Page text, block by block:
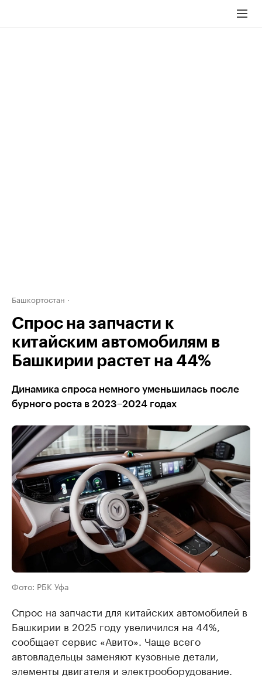
Башкортостан
Спрос на запчасти к
китайским автомобилям в
Башкирии растет на 44%
Динамика спроса немного уменьшилась после
бурного роста в 2023–2024 годах
Фото: РБК Уфа
Спрос на запчасти для китайских автомобилей в
Башкирии в 2025 году увеличился на 44%,
сообщает сервис «Авито». Чаще всего
автовладельцы заменяют кузовные детали,
элементы двигателя и электрооборудование.